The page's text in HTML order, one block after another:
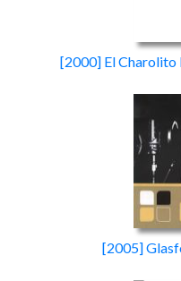
[2000] El Charolito
[2005]